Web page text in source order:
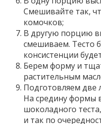
Смешивайте так,
комочков;
В другую порцию
смешиваем. Тесто
консистенции
Берем форму и
растительным
Подготовляем две
На средину формы
шоколадного
и так по